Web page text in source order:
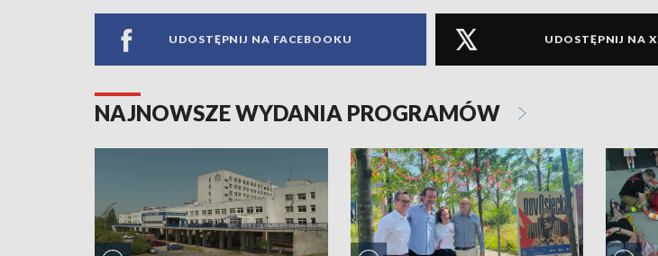
UDOSTĘPNIJ NA FACEBOOKU UDOSTĘPNIJ NA X
NAJNOWSZE WYDANIA PROGRAMÓW